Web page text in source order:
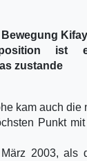
ist
zustande
kam auch die
Punkt
2003, als